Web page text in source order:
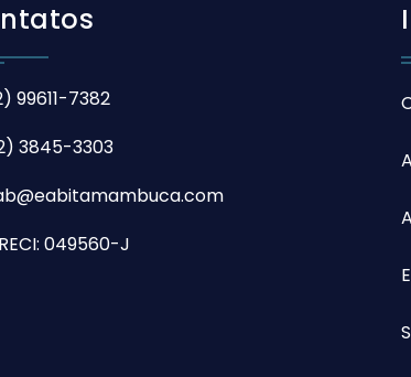
99611-7382
3845-3303
049560-J